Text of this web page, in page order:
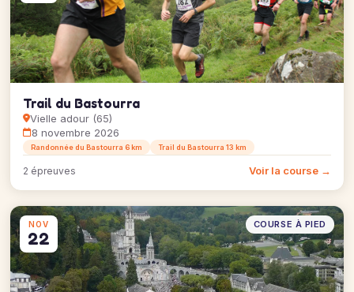
Trail du Bastourra
Vielle adour (65)
8 novembre 2026
Randonnée du Bastourra 6 km Trail du Bastourra 13 km
2 épreuves Voir la course →
NOV
22
COURSE À PIED